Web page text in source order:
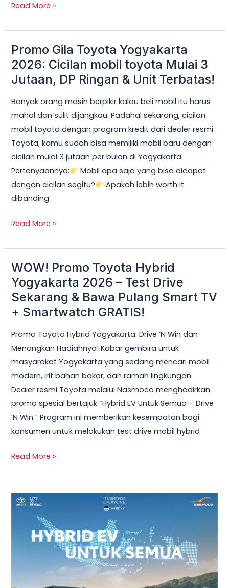
+
2026!
Read More »
Promo Gila Toyota Yogyakarta
2026: Cicilan mobil toyota Mulai 3
Jutaan, DP Ringan & Unit Terbatas!
Banyak orang masih berpikir kalau beli mobil itu harus
mahal dan sulit dijangkau. Padahal sekarang, cicilan
mobil toyota dengan program kredit dari dealer resmi
Toyota, kamu sudah bisa memiliki mobil baru dengan
cicilan mulai 3 jutaan per bulan di Yogyakarta.
Pertanyaannya:
Mobil apa saja yang bisa didapat
dengan cicilan segitu?
Apakah lebih worth it
dibanding
Promo
Gila
Toyota
2026:
Cicilan
mobil
toyota
Mulai
3
Jutaan,
DP
&
Read More »
WOW! Promo Toyota Hybrid
Yogyakarta 2026 – Test Drive
Sekarang & Bawa Pulang Smart TV
+ Smartwatch GRATIS!
Promo Toyota Hybrid Yogyakarta: Drive ‘N Win dan
Menangkan Hadiahnya! Kabar gembira untuk
masyarakat Yogyakarta yang sedang mencari mobil
modern, irit bahan bakar, dan ramah lingkungan.
Dealer resmi Toyota melalui Nasmoco menghadirkan
promo spesial bertajuk “Hybrid EV Untuk Semua – Drive
‘N Win”. Program ini memberikan kesempatan bagi
konsumen untuk melakukan test drive mobil hybrid
WOW!
Promo
Toyota
Hybrid
2026
–
Test
Drive
Sekarang
&
Bawa
Pulang
TV
GRATIS!
Read More »
Toyota